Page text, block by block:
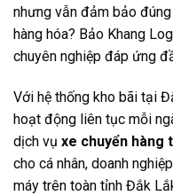
nhưng vẫn đảm bảo
hàng hóa? Bảo Khang
chuyên nghiệp đáp ứng
Với hệ thống kho bãi tại
hoạt động liên tục mỗi
dịch vụ xe chuyển hàng
cho cá nhân, doanh
máy trên toàn tỉnh Đắk